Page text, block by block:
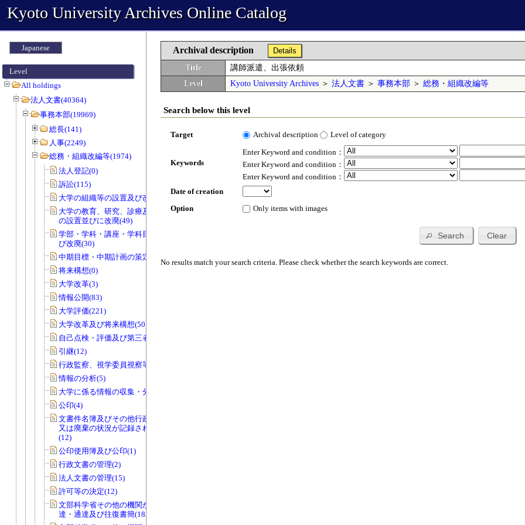
Kyoto University Archives Online Catalog
Japanese
Level
All holdings
法人文書(40364)
事務本部(19969)
総長(141)
人事(2249)
総務・組織改編等(1974)
法人登記(0)
訴訟(115)
大学の組織等の設置及び改廃(57)
大学の教育、研究、診療及び事務組織
の設置並びに改廃(49)
学部・学科・講座・学科目等の設置及
び改廃(30)
中期目標・中期計画の策定(0)
将来構想(0)
大学改革(3)
情報公開(83)
大学評価(221)
大学改革及び将来構想(50)
自己点検・評価及び第三者評価(5)
引継(12)
行政監察、視学委員視察等(56)
情報の分析(5)
大学に係る情報の収集・分析(0)
公印(4)
文書件名簿及びその他行政文書の取得
又は廃棄の状況が記録されているもの
(12)
公印使用簿及び公印(1)
行政文書の管理(2)
法人文書の管理(15)
許可等の決定(12)
文部科学省その他の機関からの諸令
達・通達及び往復書簡(182)
Archival description
Details
Title
講師派遣、出張依頼
Level
Kyoto University Archives ＞ 法人文書 ＞ 事務本部 ＞ 総務・組織改編等
Search below this level
Target Archival description Level of category
Keywords
Enter Keyword and condition：
Enter Keyword and condition：
Enter Keyword and condition：
Date of creation
Option
Only items with images
Search Clear
No results match your search criteria. Please check whether the search keywords are correct.